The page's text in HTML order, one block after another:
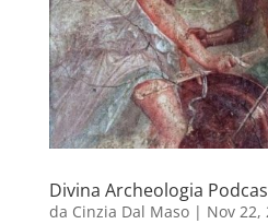
Divina Archeologia
da Cinzia Dal Maso| Nov 22,